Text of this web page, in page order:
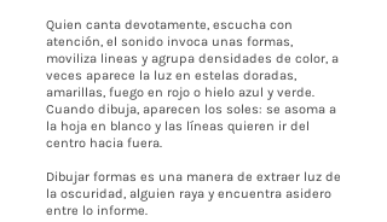
Quien canta devotamente, escucha con
atención, el sonido invoca unas formas,
moviliza lineas y agrupa densidades de color, a
veces aparece la luz en estelas doradas,
amarillas, fuego en rojo o hielo azul y verde.
Cuando dibuja, aparecen los soles: se asoma a
la hoja en blanco y las líneas quieren ir del
centro hacia fuera.
Dibujar formas es una manera de extraer luz de
la oscuridad, alguien raya y encuentra asidero
entre lo informe.